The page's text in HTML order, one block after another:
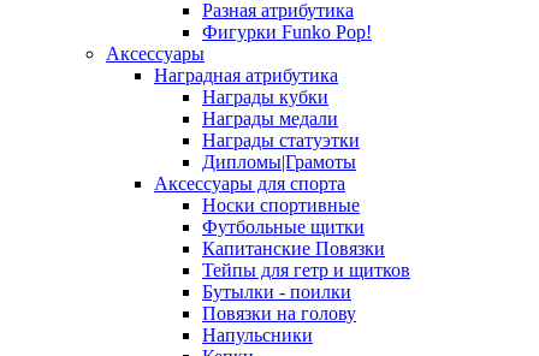
Разная атрибутика
Фигурки Funko Pop!
Аксессуары
Наградная атрибутика
Награды кубки
Награды медали
Награды статуэтки
Дипломы|Грамоты
Аксессуары для спорта
Носки спортивные
Футбольные щитки
Капитанские Повязки
Тейпы для гетр и щитков
Бутылки - поилки
Повязки на голову
Напульсники